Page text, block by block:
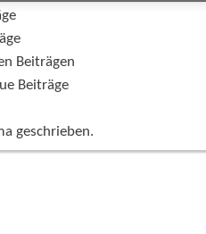
Beiträgen
Beiträge
geschrieben.